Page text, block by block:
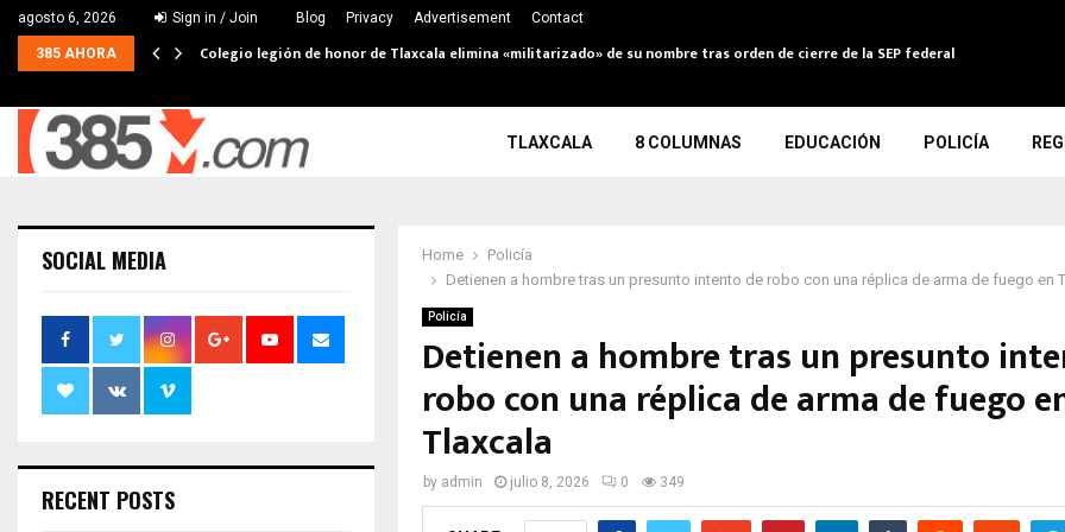
agosto 6, 2026 Sign in / Join Blog Privacy Advertisement Contact
385 AHORA Colegio legión de honor de Tlaxcala elimina «militarizado» de su nombre tras orden de cierre de la SEP federal
TLAXCALA 8 COLUMNAS EDUCACIÓN POLICÍA
Home
Policía
Detienen a hombre tras un presunto intento de robo con una réplica de arma de fuego en
Policía
Detienen a hombre tras un presunto
robo con una réplica de arma de fuego
Tlaxcala
by admin julio 8, 2026 0 349
SOCIAL MEDIA
RECENT POSTS